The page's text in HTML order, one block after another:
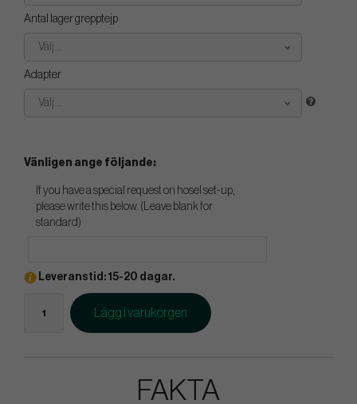
Antal lager grepptejp
Välj...
Adapter
Välj...
Vänligen ange följande:
If you have a special request on hosel set-up,
please write this below. (Leave blank for
standard)
Leveranstid: 15-20 dagar.
Lägg i varukorgen
FAKTA